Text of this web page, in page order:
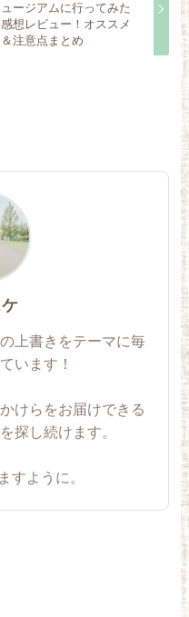
ュージアムに行ってみた
感想レビュー！オススメ
＆注意点まとめ
上書きをテーマに毎
います！
けらをお届けできる
探し続けます。
すように。